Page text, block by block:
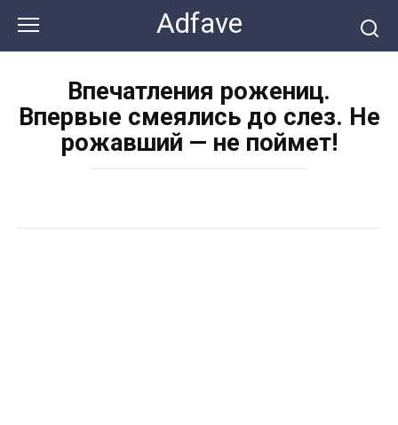
контенту
Adfave
Впечатления рожениц.
Впервые смеялись до слез. Не
рожавший — не поймет!